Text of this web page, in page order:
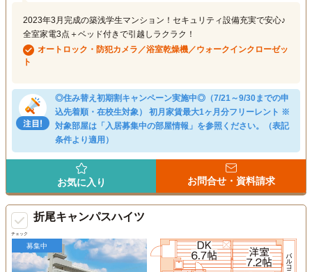
2023年3月完成の築浅学生マンション！セキュリティ設備充実で安心♪
全室家電3点＋ベッド付きで引越しラクラク！
オートロック・防犯カメラ／浴室乾燥機／ウォークインクローゼッ
ト
◎住み替え初期割キャンペーン実施中◎（7/21～9/30までの申
込先着順・在校生対象） 初月家賃最大1ヶ月分フリーレント ※
対象部屋は「入居募集中の部屋情報」を参照ください。（表記
条件より適用）
お気に入り お問合せ・資料請求
チェック
折尾キャンパスハイツ
募集中